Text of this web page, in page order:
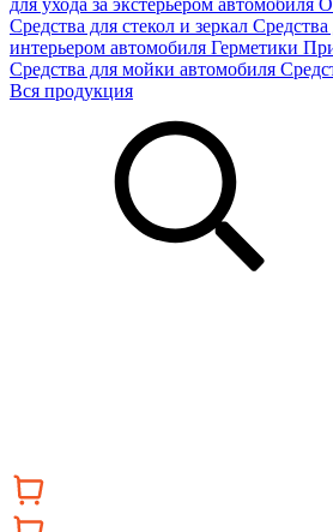
для ухода за экстерьером автомобиля
Средства для стекол и зеркал Средства
интерьером автомобиля Герметики
Средства для мойки автомобиля
Вся продукция